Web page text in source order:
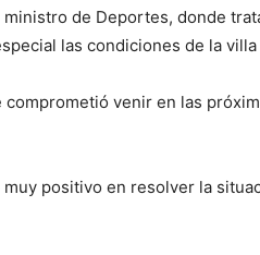
de Deportes, donde
las condiciones de la villa
venir en las
positivo en resolver la